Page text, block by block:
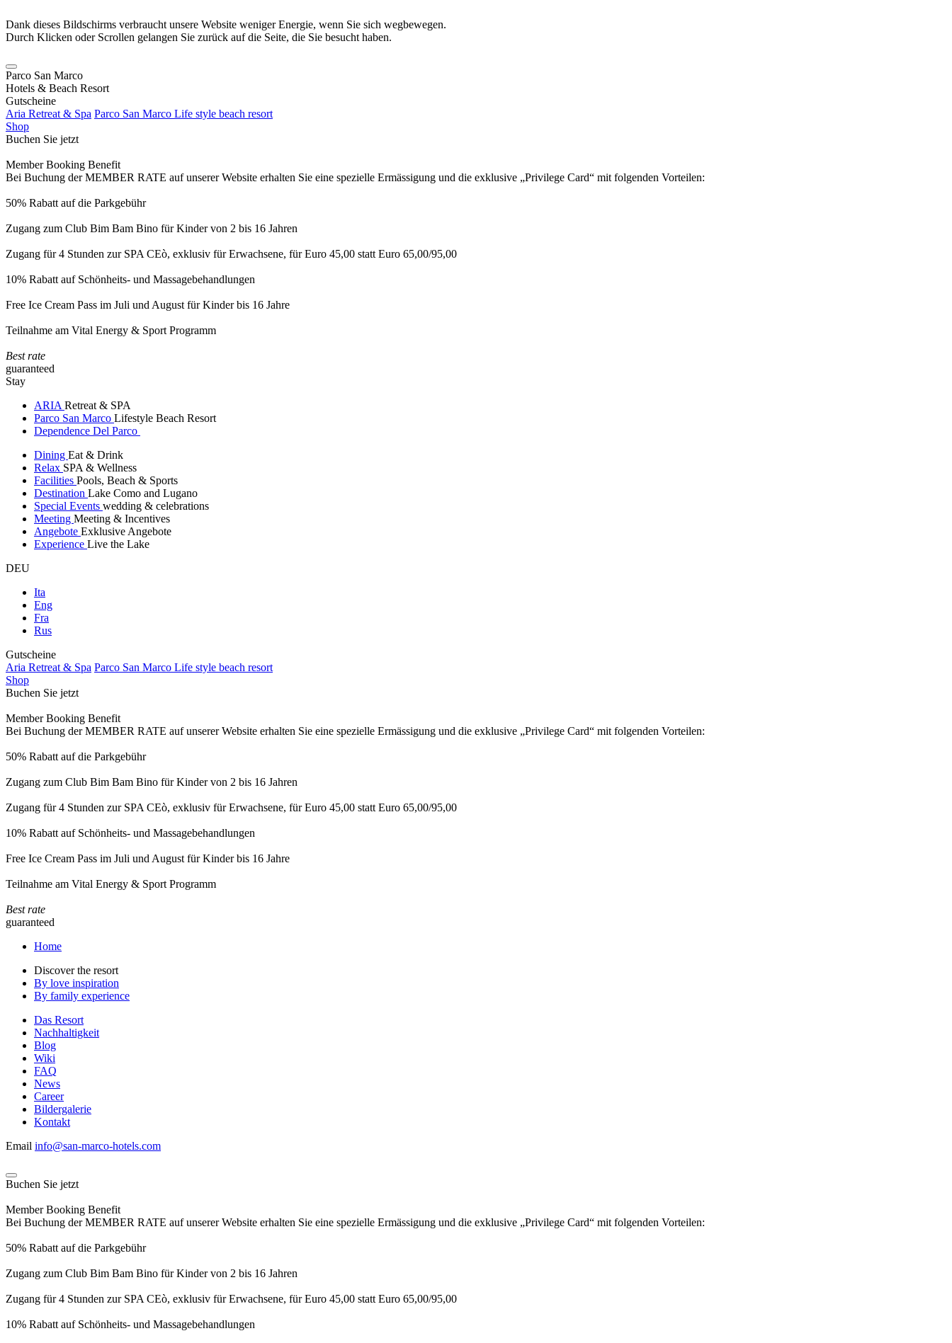
Dank dieses Bildschirms verbraucht unsere Website weniger Energie, wenn Sie sich wegbewegen.
Durch Klicken oder Scrollen gelangen Sie zurück auf die Seite, die Sie besucht haben.
Parco San Marco
Hotels & Beach Resort
Gutscheine
Aria Retreat & Spa Parco San Marco Life style beach resort
Shop
Buchen Sie jetzt
Member Booking Benefit
Bei Buchung der MEMBER RATE auf unserer Website erhalten Sie eine spezielle Ermässigung und die exklusive „Privilege Card“ mit folgenden Vorteilen:
50% Rabatt auf die Parkgebühr
Zugang zum Club Bim Bam Bino für Kinder von 2 bis 16 Jahren
Zugang für 4 Stunden zur SPA CEò, exklusiv für Erwachsene, für Euro 45,00 statt Euro 65,00/95,00
10% Rabatt auf Schönheits- und Massagebehandlungen
Free Ice Cream Pass im Juli und August für Kinder bis 16 Jahre
Teilnahme am Vital Energy & Sport Programm
Best rate
guaranteed
Stay
ARIA Retreat & SPA
Parco San Marco Lifestyle Beach Resort
Dependence Del Parco
Dining Eat & Drink
Relax SPA & Wellness
Facilities Pools, Beach & Sports
Destination Lake Como and Lugano
Special Events wedding & celebrations
Meeting Meeting & Incentives
Angebote Exklusive Angebote
Experience Live the Lake
DEU
Ita
Eng
Fra
Rus
Gutscheine
Aria Retreat & Spa Parco San Marco Life style beach resort
Shop
Buchen Sie jetzt
Member Booking Benefit
Bei Buchung der MEMBER RATE auf unserer Website erhalten Sie eine spezielle Ermässigung und die exklusive „Privilege Card“ mit folgenden Vorteilen:
50% Rabatt auf die Parkgebühr
Zugang zum Club Bim Bam Bino für Kinder von 2 bis 16 Jahren
Zugang für 4 Stunden zur SPA CEò, exklusiv für Erwachsene, für Euro 45,00 statt Euro 65,00/95,00
10% Rabatt auf Schönheits- und Massagebehandlungen
Free Ice Cream Pass im Juli und August für Kinder bis 16 Jahre
Teilnahme am Vital Energy & Sport Programm
Best rate
guaranteed
Home
Discover the resort
By love inspiration
By family experience
Das Resort
Nachhaltigkeit
Blog
Wiki
FAQ
News
Career
Bildergalerie
Kontakt
Email info@san-marco-hotels.com
Buchen Sie jetzt
Member Booking Benefit
Bei Buchung der MEMBER RATE auf unserer Website erhalten Sie eine spezielle Ermässigung und die exklusive „Privilege Card“ mit folgenden Vorteilen:
50% Rabatt auf die Parkgebühr
Zugang zum Club Bim Bam Bino für Kinder von 2 bis 16 Jahren
Zugang für 4 Stunden zur SPA CEò, exklusiv für Erwachsene, für Euro 45,00 statt Euro 65,00/95,00
10% Rabatt auf Schönheits- und Massagebehandlungen